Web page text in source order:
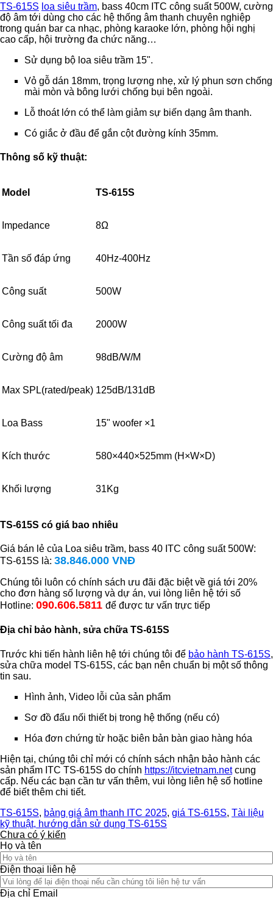
TS-615S loa siêu trầm, bass 40cm ITC công suất 500W, cường
độ âm tới dùng cho các hệ thống âm thanh chuyên nghiệp
trong quán bar ca nhạc, phòng karaoke lớn, phòng hội nghị
cao cấp, hội trường đa chức năng…
Sử dụng bộ loa siêu trầm 15".
Vỏ gỗ dán 18mm, trọng lượng nhẹ, xử lý phun sơn chống
mài mòn và bông lưới chống bụi bên ngoài.
Lỗ thoát lớn có thể làm giảm sự biến dạng âm thanh.
Có giắc ở đầu để gắn cột đường kính 35mm.
Thông số kỹ thuật:
Model TS-615S
Impedance 8Ω
Tần số đáp ứng 40Hz-400Hz
Công suất 500W
Công suất tối đa 2000W
Cường độ âm 98dB/W/M
Max SPL(rated/peak) 125dB/131dB
Loa Bass 15" woofer ×1
Kích thước 580×440×525mm (H×W×D)
Khối lượng 31Kg
TS-615S có giá bao nhiêu
Giá bán lẻ của Loa siêu trầm, bass 40 ITC công suất 500W:
TS-615S là: 38.846.000 VNĐ
Chúng tôi luôn có chính sách ưu đãi đặc biệt về giá tới 20%
cho đơn hàng số lượng và dự án, vui lòng liên hệ tới số
Hotline: 090.606.5811 để được tư vấn trực tiếp
Địa chỉ bảo hành, sửa chữa TS-615S
Trước khi tiến hành liên hệ tới chúng tôi để bảo hành TS-615S,
sửa chữa model TS-615S, các bạn nên chuẩn bị một số thông
tin sau.
Hình ảnh, Video lỗi của sản phẩm
Sơ đồ đấu nối thiết bị trong hệ thống (nếu có)
Hóa đơn chứng từ hoặc biên bản bàn giao hàng hóa
Hiện tại, chúng tôi chỉ mới có chính sách nhận bảo hành các
sản phẩm ITC TS-615S do chính https://itcvietnam.netcung
cấp. Nếu các bạn cần tư vấn thêm, vui lòng liên hệ số hotline
để biết thêm chi tiết.
TS-615S, bảng giá âm thanh ITC 2025, giá TS-615S, Tài liệu
kỹ thuật, hướng dẫn sử dụng TS-615S
Chưa có ý kiến
Họ và tên
Điện thoại liên hệ
Địa chỉ Email